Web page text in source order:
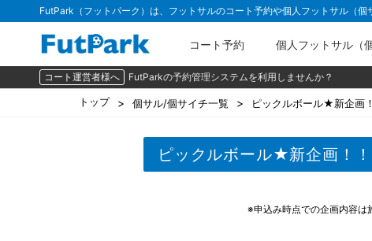
FutPark（フットパーク）は、フットサルのコート予約や個人フットサル（
コート予約 個人フットサル（
コート運営者様へ FutParkの予約管理システムを利用しませんか？
トップ 個サル/個サイチ一覧 ピックルボール★新企画
ピックルボール★新企画！
※申込み時点での企画内容は